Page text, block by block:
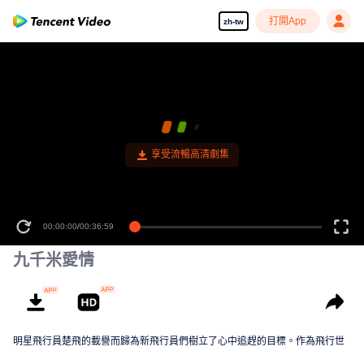
zh-tw 打開App
享受流暢高清劇集
00:00:00/00:36:59
九千米愛情
明星飛行員楚飛的載譽而歸為新飛行員們樹立了心中追趕的目標。作為飛行世